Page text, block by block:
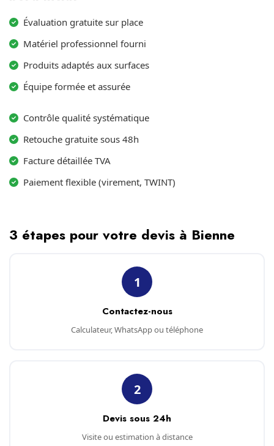
Évaluation gratuite sur place
Matériel professionnel fourni
Produits adaptés aux surfaces
Équipe formée et assurée
Contrôle qualité systématique
Retouche gratuite sous 48h
Facture détaillée TVA
Paiement flexible (virement, TWINT)
3 étapes pour votre devis à Bienne
1
Contactez-nous
Calculateur, WhatsApp ou téléphone
2
Devis sous 24h
Visite ou estimation à distance